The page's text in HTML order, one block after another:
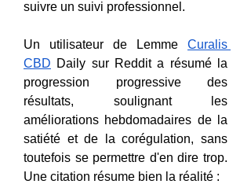
suivre un suivi professionnel.
Un utilisateur de Lemme Curalis
CBD Daily sur Reddit a résumé la
progression progressive des
résultats, soulignant les
améliorations hebdomadaires de la
satiété et de la corégulation, sans
toutefois se permettre d'en dire trop.
Une citation résume bien la réalité :